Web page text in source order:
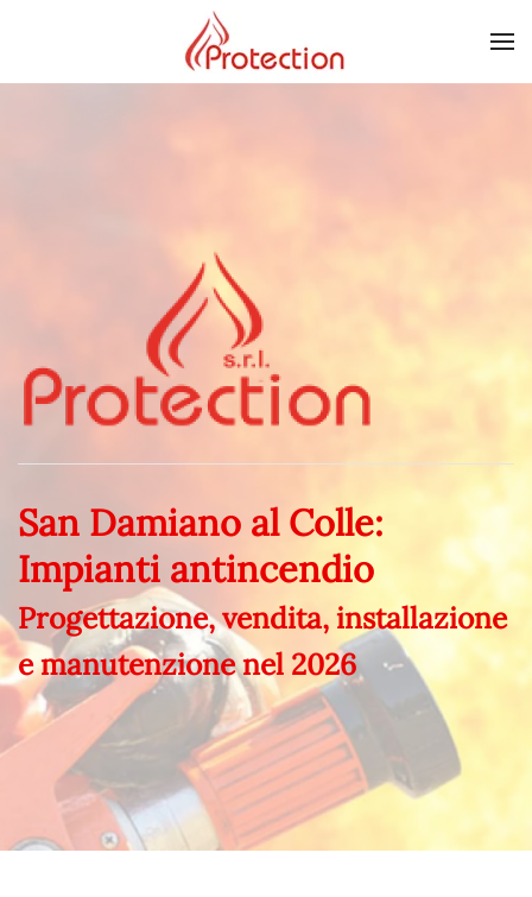
Skip to main content
San Damiano al Colle:
Impianti antincendio
Progettazione, vendita, installazione
e manutenzione nel 2026